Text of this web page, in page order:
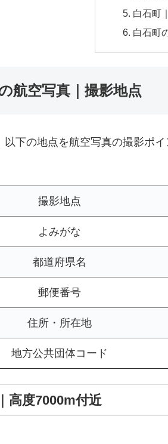
白石町
白石町
航空写真｜撮影地点
以下の地点を航空写真の撮影ポ
撮影地点
よみがな
都道府県名
郵便番号
住所・所在地
地方公共団体コード
高度7000m付近